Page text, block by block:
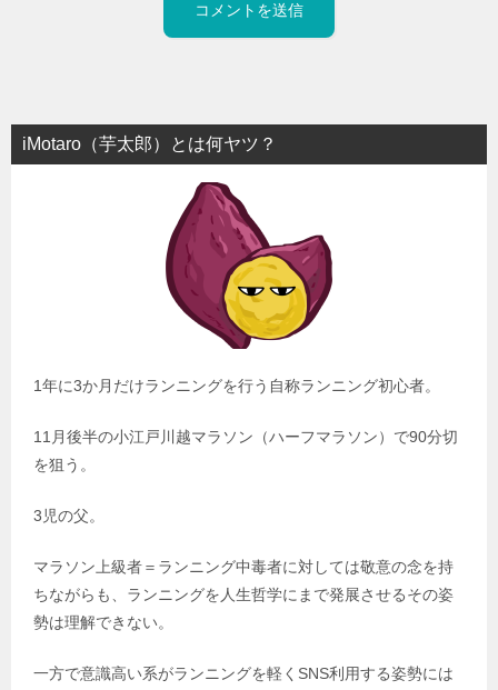
iMotaro（芋太郎）とは何ヤツ？
1年に3か月だけランニングを行う自称ランニング初心者。
11月後半の小江戸川越マラソン（ハーフマラソン）で90分切
を狙う。
3児の父。
マラソン上級者＝ランニング中毒者に対しては敬意の念を持
ちながらも、ランニングを人生哲学にまで発展させるその姿
勢は理解できない。
一方で意識高い系がランニングを軽くSNS利用する姿勢には